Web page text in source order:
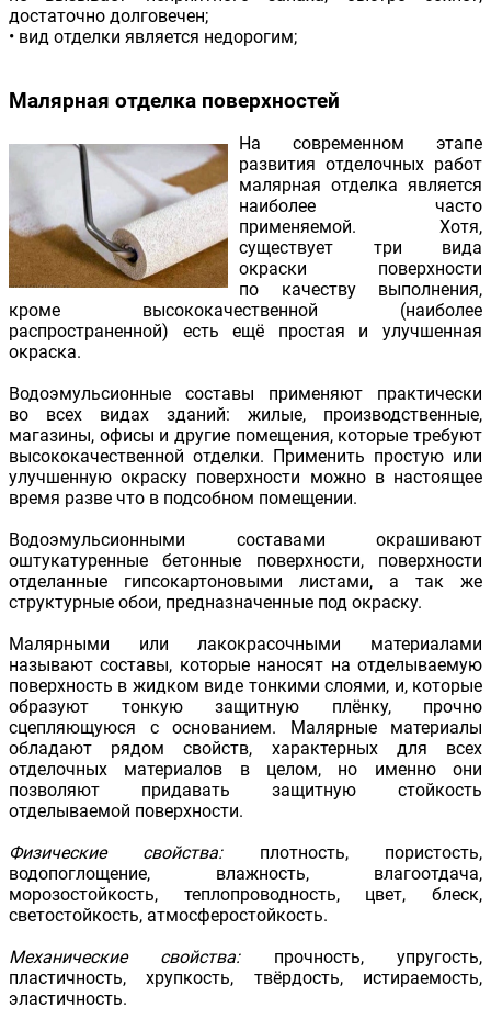
достаточно долговечен;
• вид отделки является недорогим;
Малярная отделка поверхностей
На современном этапе
развития отделочных работ
малярная отделка является
наиболее часто
применяемой. Хотя,
существует три вида
окраски поверхности
по качеству выполнения,
кроме высококачественной (наиболее
распространенной) есть ещё простая и улучшенная
окраска.
Водоэмульсионные составы применяют практически
во всех видах зданий: жилые, производственные,
магазины, офисы и другие помещения, которые требуют
высококачественной отделки. Применить простую или
улучшенную окраску поверхности можно в настоящее
время разве что в подсобном помещении.
Водоэмульсионными составами окрашивают
оштукатуренные бетонные поверхности, поверхности
отделанные гипсокартоновыми листами, а так же
структурные обои, предназначенные под окраску.
Малярными или лакокрасочными материалами
называют составы, которые наносят на отделываемую
поверхность в жидком виде тонкими слоями, и, которые
образуют тонкую защитную плёнку, прочно
сцепляющуюся с основанием. Малярные материалы
обладают рядом свойств, характерных для всех
отделочных материалов в целом, но именно они
позволяют придавать защитную стойкость
отделываемой поверхности.
Физические свойства:плотность, пористость,
водопоглощение, влажность, влагоотдача,
морозостойкость, теплопроводность, цвет, блеск,
светостойкость, атмосферостойкость.
Механические свойства:прочность, упругость,
пластичность, хрупкость, твёрдость, истираемость,
эластичность.